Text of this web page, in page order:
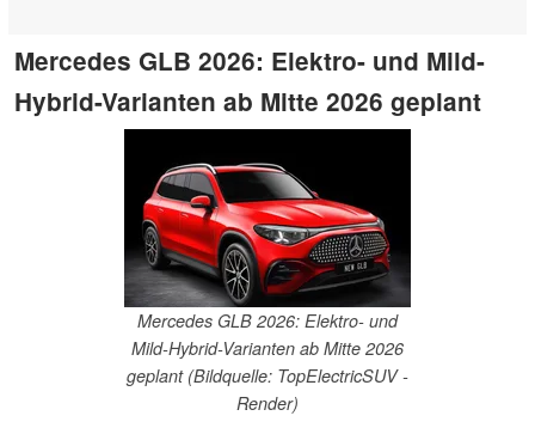
Mercedes GLB 2026: Elektro- und Mild-
Hybrid-Varianten ab Mitte 2026 geplant
Mercedes GLB 2026: Elektro- und
Mild-Hybrid-Varianten ab Mitte 2026
geplant (Bildquelle: TopElectricSUV -
Render)